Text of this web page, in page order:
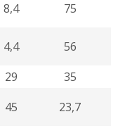
8,4
75
4,4
56
29
35
45
23,7